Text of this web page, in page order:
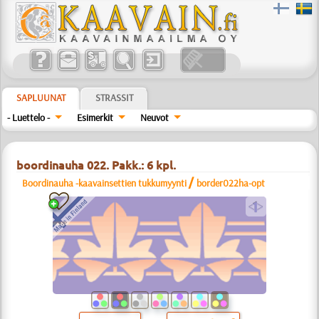
SAPLUUNAT
STRASSIT
- Luettelo -
Esimerkit Neuvot
boordinauha 022. Pakk.: 6 kpl.
Boordinauha -kaavainsettien tukkumyynti / border022ha-opt
a